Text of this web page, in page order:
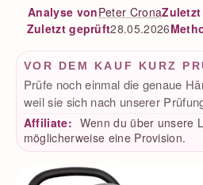
Analyse vonPeter Crona
Zuletzt geprüft28.05.2026
VOR DEM KAUF KURZ
Prüfe noch einmal die genaue
weil sie sich nach unserer
Affiliate: Wenn du über unsere
möglicherweise eine Provision.